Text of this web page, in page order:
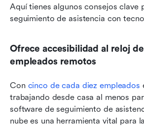
Aquí tienes algunos consejos clave
seguimiento de asistencia con
Ofrece accesibilidad al reloj
empleados remotos
Con cinco de cada diez empleados
trabajando desde casa al menos
software de seguimiento de
nube es una herramienta vital para